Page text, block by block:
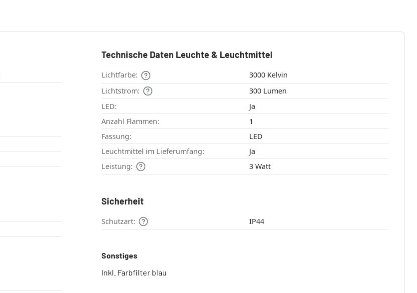
Technische Daten Leuchte & Leuchtmittel
Lichtfarbe:
3000 Kelvin
Lichtstrom:
300 Lumen
LED:
Ja
Anzahl Flammen:
1
Fassung:
LED
Leuchtmittel im Lieferumfang:
Ja
Leistung:
3 Watt
Sicherheit
Schutzart: IP44
Sonstiges
Inkl. Farbfilter blau